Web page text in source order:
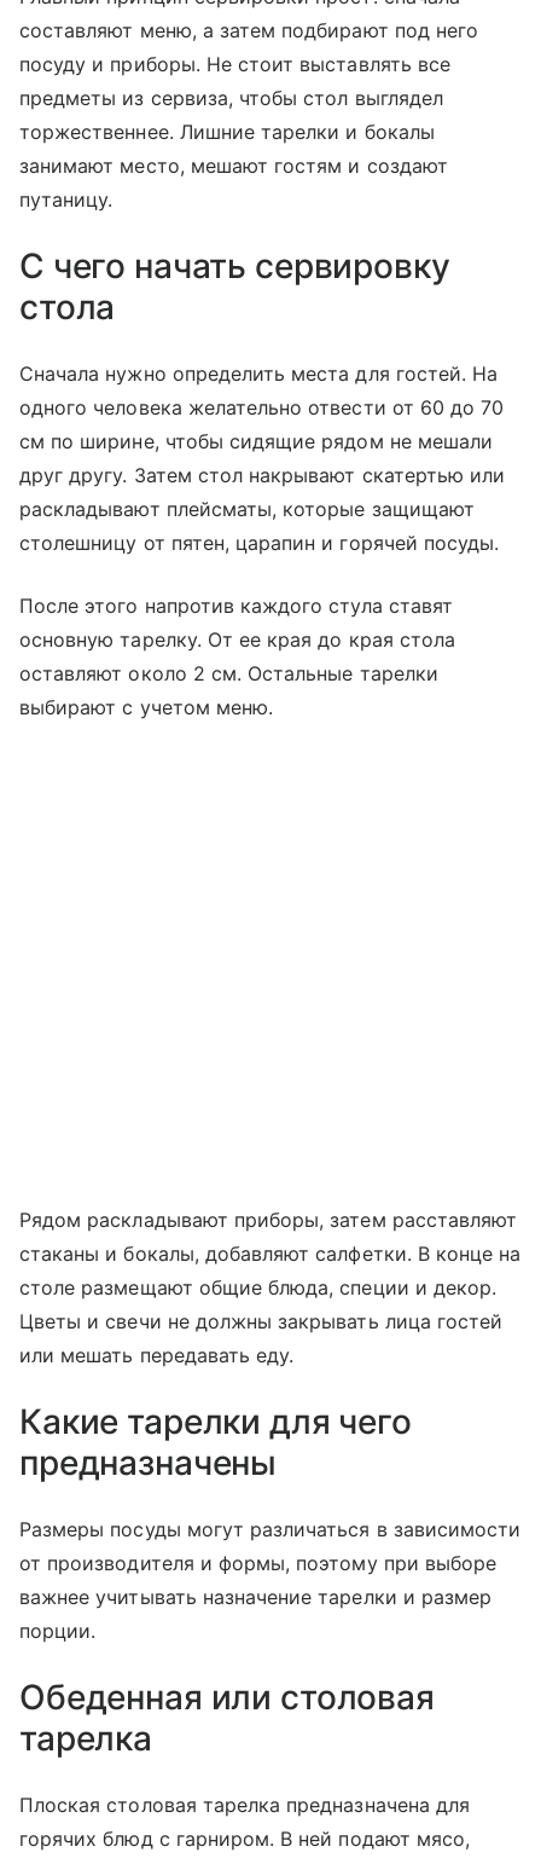
составляют меню, а затем подбирают под него
посуду и приборы. Не стоит выставлять все
предметы из сервиза, чтобы стол выглядел
торжественнее. Лишние тарелки и бокалы
занимают место, мешают гостям и создают
путаницу.
С чего начать сервировку
стола
Сначала нужно определить места для гостей. На
одного человека желательно отвести от 60 до 70
см по ширине, чтобы сидящие рядом не мешали
друг другу. Затем стол накрывают скатертью или
раскладывают плейсматы, которые защищают
столешницу от пятен, царапин и горячей посуды.
После этого напротив каждого стула ставят
основную тарелку. От ее края до края стола
оставляют около 2 см. Остальные тарелки
выбирают с учетом меню.
Рядом раскладывают приборы, затем расставляют
стаканы и бокалы, добавляют салфетки. В конце на
столе размещают общие блюда, специи и декор.
Цветы и свечи не должны закрывать лица гостей
или мешать передавать еду.
Какие тарелки для чего
предназначены
Размеры посуды могут различаться в зависимости
от производителя и формы, поэтому при выборе
важнее учитывать назначение тарелки и размер
порции.
Обеденная или столовая
тарелка
Плоская столовая тарелка предназначена для
горячих блюд с гарниром. В ней подают мясо,